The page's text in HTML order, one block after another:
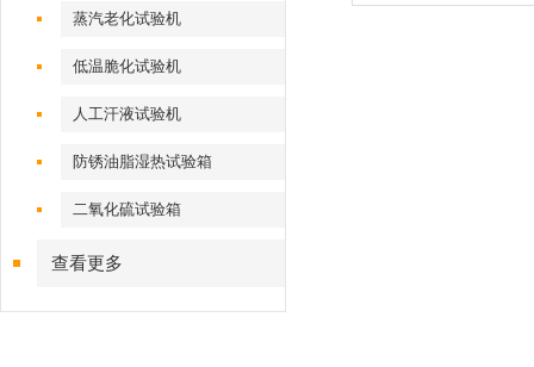
蒸汽老化试验机
低温脆化试验机
人工汗液试验机
防锈油脂湿热试验箱
二氧化硫试验箱
查看更多